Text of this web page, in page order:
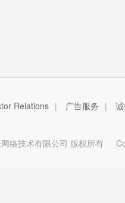
Relations | 广告服务 |
络技术有限公司 版权所有